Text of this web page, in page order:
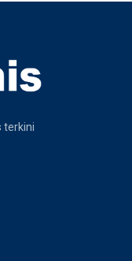
terkini